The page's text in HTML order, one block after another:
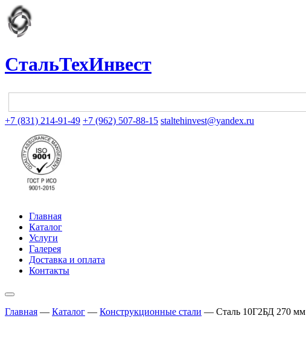
СтальТехИнвест
+7 (831) 214-91-49 +7 (962) 507-88-15 staltehinvest@yandex.ru
Главная
Каталог
Услуги
Галерея
Доставка и оплата
Контакты
Главная — Каталог — Конструкционные стали — Сталь 10Г2БД 270 мм